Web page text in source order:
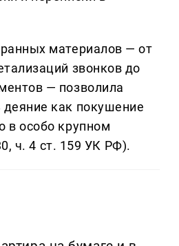
материалов — от
звонков до
— позволила
как покушение
в особо крупном
ч. 4 ст. 159 УК РФ).